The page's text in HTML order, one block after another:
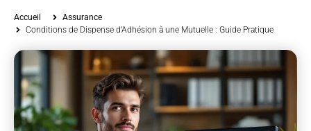
Accueil
Assurance
Conditions de Dispense d’Adhésion à une Mutuelle : Guide Pratique